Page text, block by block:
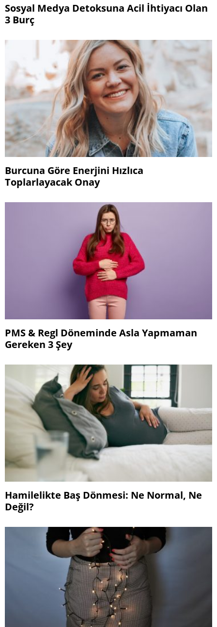
Sosyal Medya Detoksuna Acil İhtiyacı Olan
3 Burç
Burcuna Göre Enerjini Hızlıca
Toplarlayacak Onay
PMS & Regl Döneminde Asla Yapmaman
Gereken 3 Şey
Hamilelikte Baş Dönmesi: Ne Normal, Ne
Değil?